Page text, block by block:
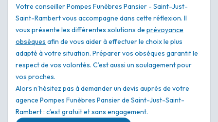
Votre conseiller Pompes Funèbres Pansier - Saint-Just-
Saint-Rambert vous accompagne dans cette réflexion. Il
vous présente les différentes solutions de prévoyance
obsèques afin de vous aider à effectuer le choix le plus
adapté à votre situation. Préparer vos obsèques garantit le
respect de vos volontés. C’est aussi un soulagement pour
vos proches.
Alors n’hésitez pas à demander un devis auprès de votre
agence Pompes Funèbres Pansier de Saint-Just-Saint-
Rambert : c’est gratuit et sans engagement.